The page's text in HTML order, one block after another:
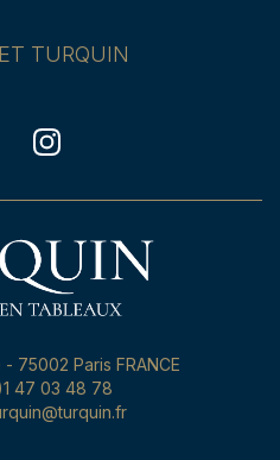
TURQUIN
75002 Paris FRANCE
47 03 48 78